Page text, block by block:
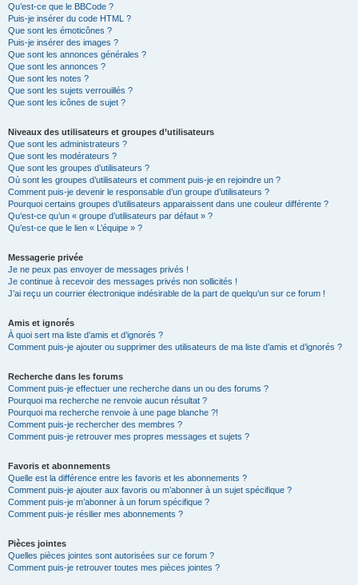
Qu’est-ce que le BBCode ?
Puis-je insérer du code HTML ?
Que sont les émoticônes ?
Puis-je insérer des images ?
Que sont les annonces générales ?
Que sont les annonces ?
Que sont les notes ?
Que sont les sujets verrouillés ?
Que sont les icônes de sujet ?
Niveaux des utilisateurs et groupes d’utilisateurs
Que sont les administrateurs ?
Que sont les modérateurs ?
Que sont les groupes d’utilisateurs ?
Où sont les groupes d’utilisateurs et comment puis-je en rejoindre un ?
Comment puis-je devenir le responsable d’un groupe d’utilisateurs ?
Pourquoi certains groupes d’utilisateurs apparaissent dans une couleur différente ?
Qu’est-ce qu’un « groupe d’utilisateurs par défaut » ?
Qu’est-ce que le lien « L’équipe » ?
Messagerie privée
Je ne peux pas envoyer de messages privés !
Je continue à recevoir des messages privés non sollicités !
J’ai reçu un courrier électronique indésirable de la part de quelqu’un sur ce forum !
Amis et ignorés
À quoi sert ma liste d’amis et d’ignorés ?
Comment puis-je ajouter ou supprimer des utilisateurs de ma liste d’amis et d’ignorés ?
Recherche dans les forums
Comment puis-je effectuer une recherche dans un ou des forums ?
Pourquoi ma recherche ne renvoie aucun résultat ?
Pourquoi ma recherche renvoie à une page blanche ?!
Comment puis-je rechercher des membres ?
Comment puis-je retrouver mes propres messages et sujets ?
Favoris et abonnements
Quelle est la différence entre les favoris et les abonnements ?
Comment puis-je ajouter aux favoris ou m’abonner à un sujet spécifique ?
Comment puis-je m’abonner à un forum spécifique ?
Comment puis-je résilier mes abonnements ?
Pièces jointes
Quelles pièces jointes sont autorisées sur ce forum ?
Comment puis-je retrouver toutes mes pièces jointes ?